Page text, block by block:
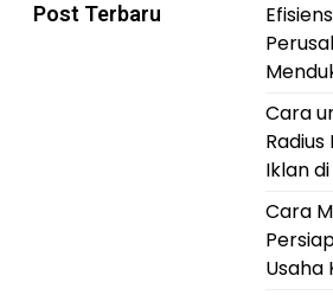
Post Terbaru
Cara
Iklan
Cara
Usaha